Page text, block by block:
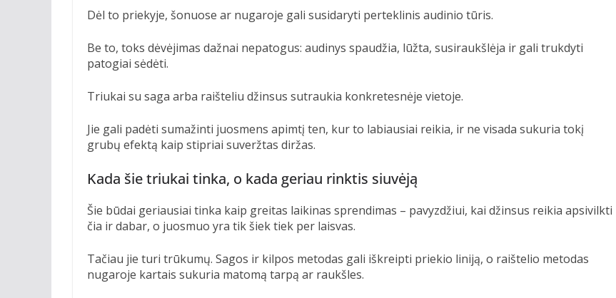
Dėl to priekyje, šonuose ar nugaroje gali susidaryti perteklinis audinio tūris.
Be to, toks dėvėjimas dažnai nepatogus: audinys spaudžia, lūžta, susiraukšlėja ir gali trukdyti
patogiai sėdėti.
Triukai su saga arba raišteliu džinsus sutraukia konkretesnėje vietoje.
Jie gali padėti sumažinti juosmens apimtį ten, kur to labiausiai reikia, ir ne visada sukuria tokį
grubų efektą kaip stipriai suveržtas diržas.
Kada šie triukai tinka, o kada geriau rinktis siuvėją
Šie būdai geriausiai tinka kaip greitas laikinas sprendimas – pavyzdžiui, kai džinsus reikia apsivilkti
čia ir dabar, o juosmuo yra tik šiek tiek per laisvas.
Tačiau jie turi trūkumų. Sagos ir kilpos metodas gali iškreipti priekio liniją, o raištelio metodas
nugaroje kartais sukuria matomą tarpą ar raukšles.